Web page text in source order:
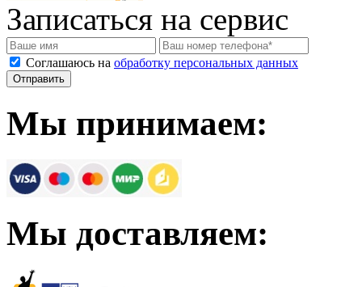
Записаться на сервис
Соглашаюсь на обработку персональных данных
Мы принимаем:
Мы доставляем: